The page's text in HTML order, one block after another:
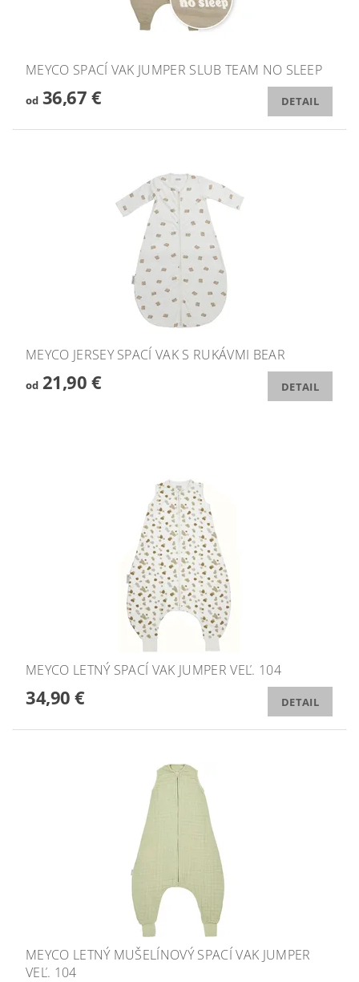
MEYCO SPACÍ VAK JUMPER SLUB TEAM NO SLEEP
od36,67 € DETAIL
MEYCO JERSEY SPACÍ VAK S RUKÁVMI BEAR
od21,90 € DETAIL
MEYCO LETNÝ SPACÍ VAK JUMPER VEĽ. 104
34,90 € DETAIL
MEYCO LETNÝ MUŠELÍNOVÝ SPACÍ VAK JUMPER
VEĽ. 104